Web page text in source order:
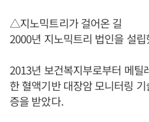
△지노믹트리가 걸어온 길
2000년 지노믹트리 법인을 설립
2013년 보건복지부로부터 메틸
한 혈액기반 대장암 모니터링
증을 받았다.